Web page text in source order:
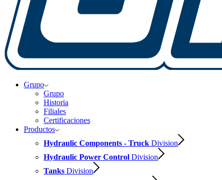
Grupo
Grupo
Historia
Filiales
Certificaciones
Productos
Hydraulic Components - Truck Division
Hydraulic Power Control Division
Tanks Division